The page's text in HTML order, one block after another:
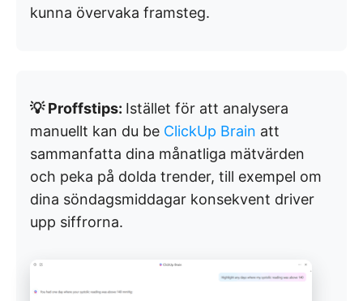
kunna övervaka framsteg.
💡 Proffstips: Istället för att analysera
manuellt kan du be ClickUp Brain att
sammanfatta dina månatliga mätvärden
och peka på dolda trender, till exempel om
dina söndagsmiddagar konsekvent driver
upp siffrorna.